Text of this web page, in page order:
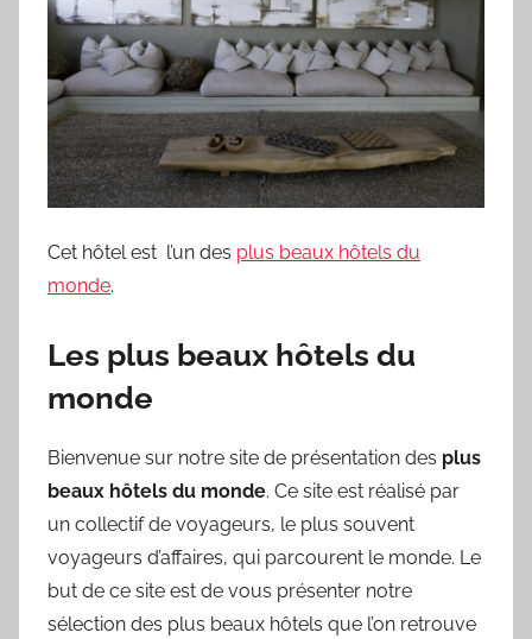
Cet hôtel est l’un des plus beaux hôtels du
monde.
Les plus beaux hôtels du
monde
Bienvenue sur notre site de présentation des plus
beaux hôtels du monde. Ce site est réalisé par
un collectif de voyageurs, le plus souvent
voyageurs d’affaires, qui parcourent le monde. Le
but de ce site est de vous présenter notre
sélection des plus beaux hôtels que l’on retrouve